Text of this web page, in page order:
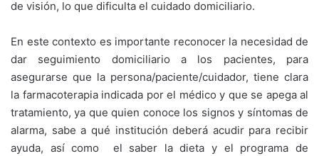
de visión, lo que dificulta el cuidado domiciliario.
En este contexto es importante reconocer la necesidad de
dar seguimiento domiciliario a los pacientes, para
asegurarse que la persona/paciente/cuidador, tiene clara
la farmacoterapia indicada por el médico y que se apega al
tratamiento, ya que quien conoce los signos y síntomas de
alarma, sabe a qué institución deberá acudir para recibir
ayuda, así como el saber la dieta y el programa de